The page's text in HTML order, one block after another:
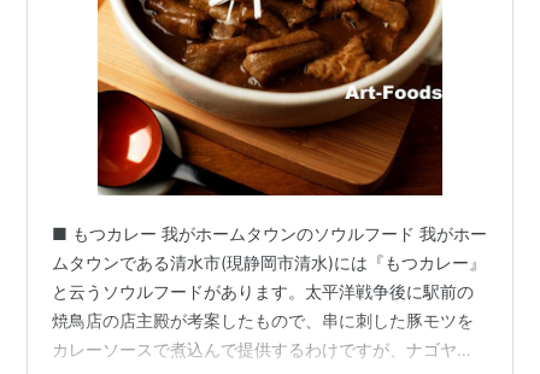
■ もつカレー 我がホームタウンのソウルフード 我がホー
ムタウンである清水市(現静岡市清水)には『もつカレー』
と云うソウルフードがあります。太平洋戦争後に駅前の
焼鳥店の店主殿が考案したもので、串に刺した豚モツを
カレーソースで煮込んで提供するわけですが、ナゴヤの "